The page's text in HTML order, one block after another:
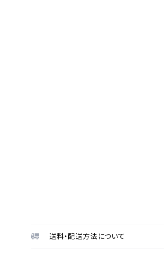
送料・配送方法について